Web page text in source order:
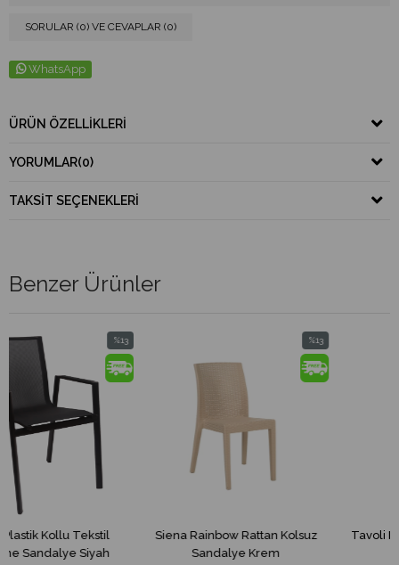
SORULAR (0) VE CEVAPLAR (0)
WhatsApp
ÜRÜN ÖZELLIKLERI
YORUMLAR(0)
TAKSIT SEÇENEKLERI
Benzer Ürünler
Siyah
%13
İndirim
%13İndirim
Siena Rainbow Rattan Kolsuz
Sandalye Krem
%13İndirim
Tavoli Metal Kollu